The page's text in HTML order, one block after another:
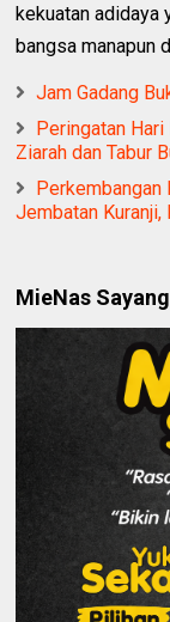
kekuatan adidaya
bangsa manapun
Jam Gadang
Peringatan
Ziarah dan Tabur
Perkembangan
Jembatan
MieNas